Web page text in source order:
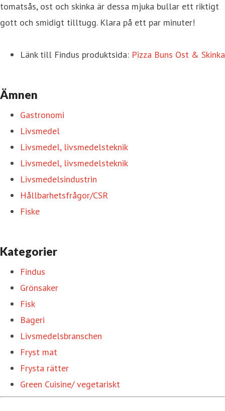
tomatsås, ost och skinka är dessa mjuka bullar ett riktigt
gott och smidigt tilltugg. Klara på ett par minuter!
Länk till Findus produktsida: Pizza Buns Ost & Skinka
Ämnen
Gastronomi
Livsmedel
Livsmedel, livsmedelsteknik
Livsmedel, livsmedelsteknik
Livsmedelsindustrin
Hållbarhetsfrågor/CSR
Fiske
Kategorier
Findus
Grönsaker
Fisk
Bageri
Livsmedelsbranschen
Fryst mat
Frysta rätter
Green Cuisine/ vegetariskt